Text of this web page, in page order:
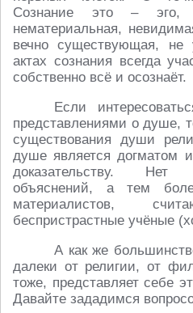
Сознание это –
нематериальная,
вечно существующая,
актах сознания всегда
собственно всё и осознаёт.
Если
представлениями о душе,
существования души
душе является догматом
доказательству. Нет
объяснений, а тем
материалистов,
беспристрастные учёные
А как же
далеки от религии, от
тоже, представляет себе
Давайте зададимся